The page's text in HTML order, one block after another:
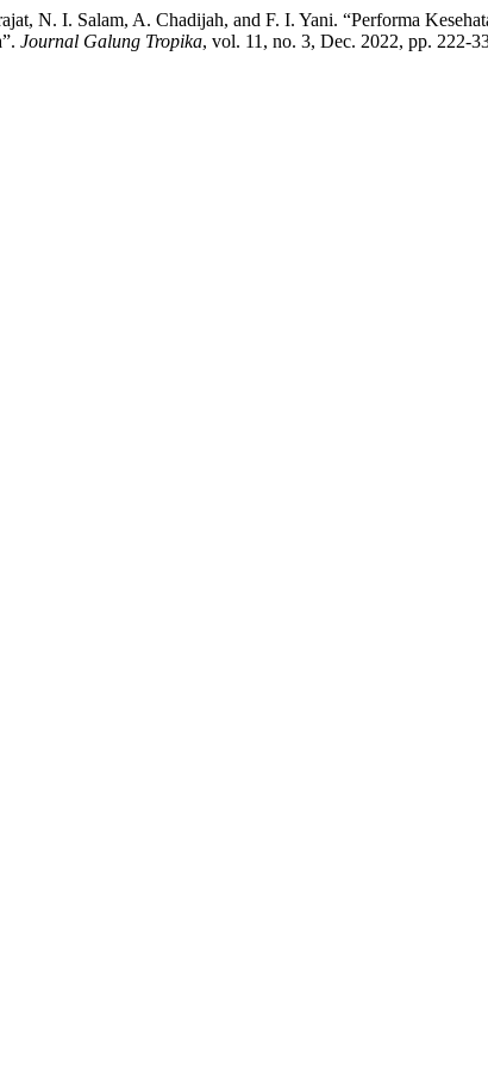
N. I. Salam, A. Chadijah, and F. I. Yani. “Performa
Journal Galung Tropika, vol. 11, no. 3, Dec. 2022, pp. 222-